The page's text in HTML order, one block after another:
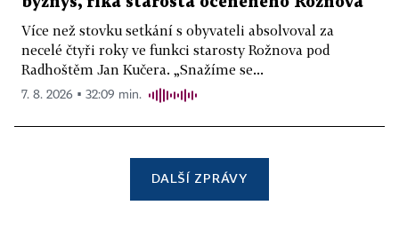
Více než stovku setkání s obyvateli absolvoval za
necelé čtyři roky ve funkci starosty Rožnova pod
Radhoštěm Jan Kučera. „Snažíme se...
7. 8. 2026 ▪ 32:09 min.
DALŠÍ ZPRÁVY